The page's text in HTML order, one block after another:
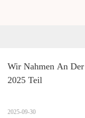
Wir Nahmen An
2025 Teil
2025-09-30